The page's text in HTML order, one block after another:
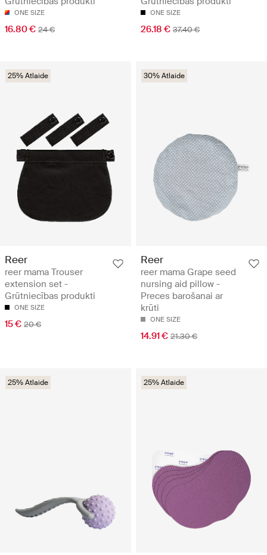
ONE SIZE
16.80 € 24 €
ONE SIZE
26.18 € 37.40 €
25% Atlaide
Reer
reer mama Trouser
extension set -
Grūtniecības produkti
ONE SIZE
15 € 20 €
30% Atlaide
Reer
reer mama Grape seed
nursing aid pillow -
Preces barošanai ar
krūti
ONE SIZE
14.91 € 21.30 €
25% Atlaide 25% Atlaide